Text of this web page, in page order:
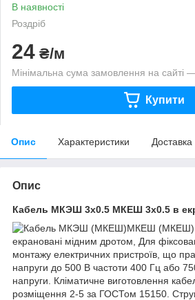
В наявності
Роздріб
24 ₴/м
Мінімальна сума замовлення на сайті
Купити
Опис Характеристики Доставка
Опис
Кабель МКЭШ 3х0.5 МКЕШ 3х0.5 в
МКЕШ (МКЕШ)
екрановані мідним дротом, Для
монтажу електричних пристроїв, що
напруги до 500 В частоти 400 Гц або
напруги. Кліматичне виготовлення
розміщення 2-5 за ГОСТом 15150.